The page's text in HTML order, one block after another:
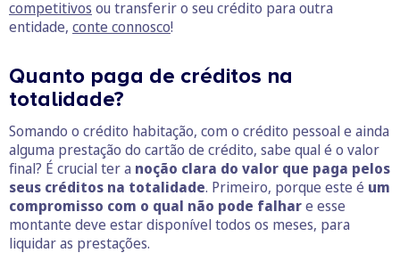
competitivos ou transferir o seu crédito para outra
entidade, conte connosco!
Quanto paga de créditos na
totalidade?
Somando o crédito habitação, com o crédito pessoal e ainda
alguma prestação do cartão de crédito, sabe qual é o valor
final? É crucial ter a noção clara do valor que paga pelos
seus créditos na totalidade. Primeiro, porque este é um
compromisso com o qual não pode falhare esse
montante deve estar disponível todos os meses, para
liquidar as prestações.